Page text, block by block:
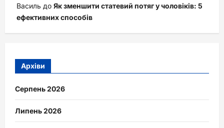
Василь до Як зменшити статевий потяг у чоловіків: 5
ефективних способів
Архіви
Серпень 2026
Липень 2026